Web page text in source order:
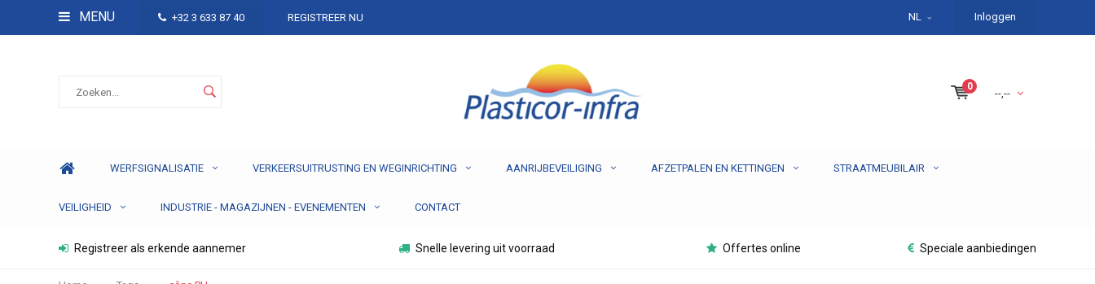
MENU +32 3 633 87 40 REGISTREER NU NL Inloggen
0
--,--
WERFSIGNALISATIE VERKEERSUITRUSTING EN WEGINRICHTING AANRIJBEVEILIGING AFZETPALEN EN KETTINGEN STRAATMEUBILAIR
VEILIGHEID INDUSTRIE - MAGAZIJNEN - EVENEMENTEN CONTACT
Registreer als erkende aannemer Snelle levering uit voorraad Offertes online Speciale aanbiedingen